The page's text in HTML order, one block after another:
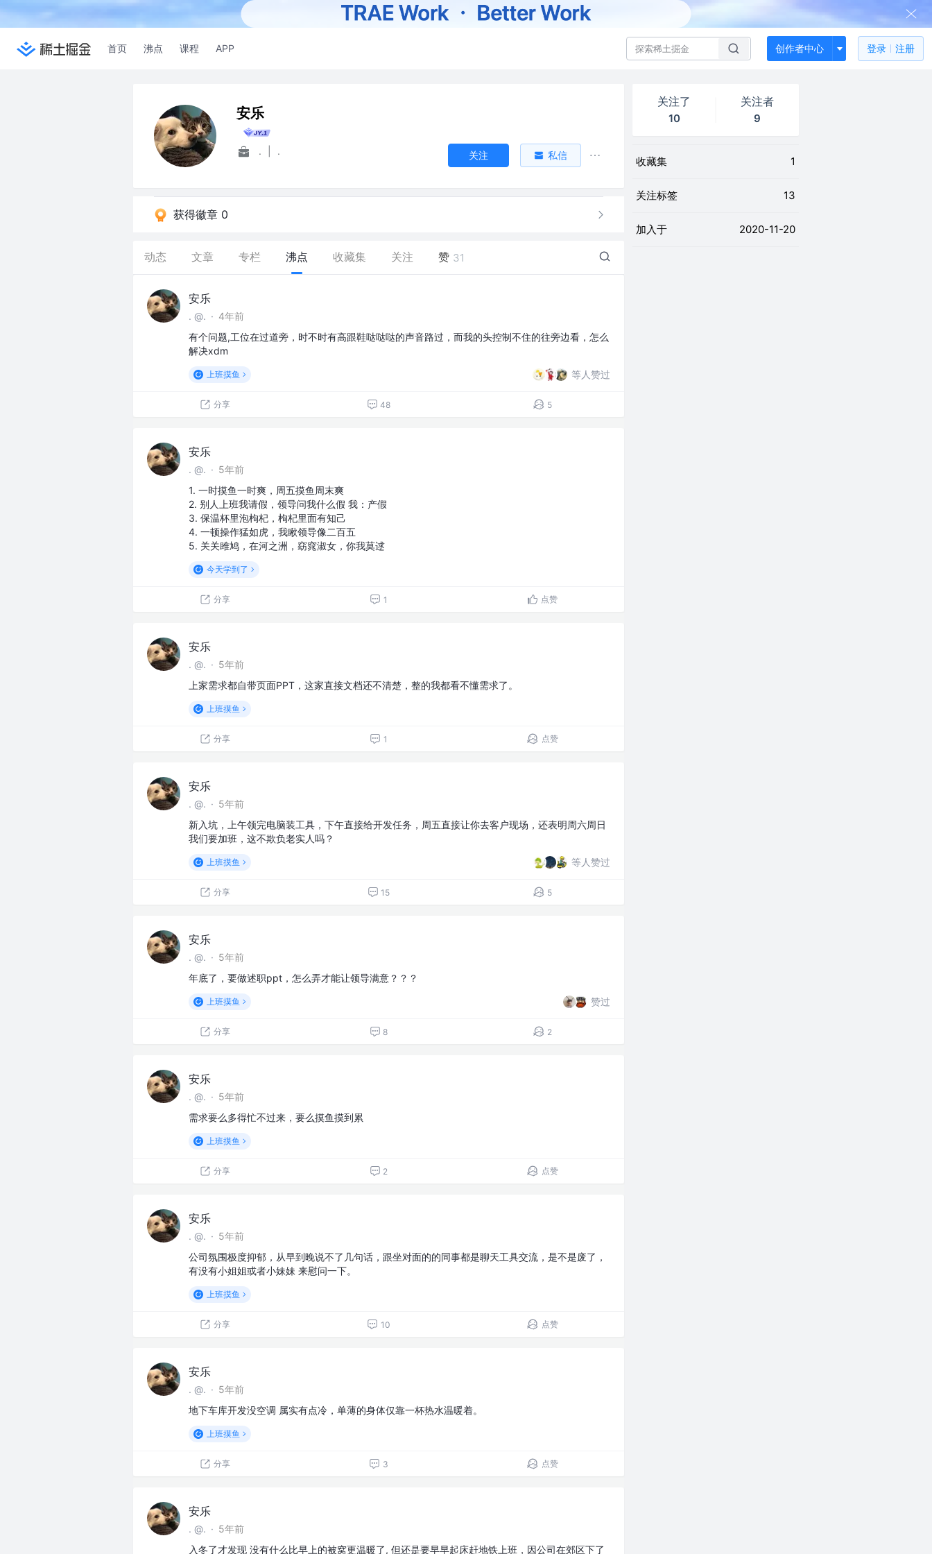
首页 沸点 课程 APP 创作者中心 登录 注册
安乐
. . 关注 私信
获得徽章 0
动态 文章 专栏 沸点 收藏集 关注 赞 31
安乐
. @. · 4年前
有个问题,工位在过道旁，时不时有高跟鞋哒哒哒的声音路过，而我的头控制不住的往旁边看，怎么
解决xdm
上班摸鱼 等人赞过
分享 48 5
安乐
. @. · 5年前
1. 一时摸鱼一时爽，周五摸鱼周末爽
2. 别人上班我请假，领导问我什么假 我：产假
3. 保温杯里泡枸杞，枸杞里面有知己
4. 一顿操作猛如虎，我瞅领导像二百五
5. 关关雎鸠，在河之洲，窈窕淑女，你我莫逑
今天学到了
分享 1 点赞
安乐
. @. · 5年前
上家需求都自带页面PPT，这家直接文档还不清楚，整的我都看不懂需求了。
上班摸鱼
分享 1 点赞
安乐
. @. · 5年前
新入坑，上午领完电脑装工具，下午直接给开发任务，周五直接让你去客户现场，还表明周六周日
我们要加班，这不欺负老实人吗？
上班摸鱼 等人赞过
分享 15 5
安乐
. @. · 5年前
年底了，要做述职ppt，怎么弄才能让领导满意？？？
上班摸鱼 赞过
分享 8 2
安乐
. @. · 5年前
需求要么多得忙不过来，要么摸鱼摸到累
上班摸鱼
分享 2 点赞
安乐
. @. · 5年前
公司氛围极度抑郁，从早到晚说不了几句话，跟坐对面的的同事都是聊天工具交流，是不是废了，
有没有小姐姐或者小妹妹 来慰问一下。
上班摸鱼
分享 10 点赞
安乐
. @. · 5年前
地下车库开发没空调 属实有点冷，单薄的身体仅靠一杯热水温暖着。
上班摸鱼
分享 3 点赞
安乐
. @. · 5年前
入冬了才发现 没有什么比早上的被窝更温暖了, 但还是要早早起床赶地铁上班，因公司在郊区下了
关注了
10
关注者
9
收藏集 1
关注标签 13
加入于 2020-11-20